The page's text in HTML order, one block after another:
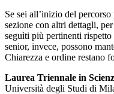
Se sei all’inizio del
sezione con altri dettagli,
seguìti più pertinenti
senior, invece, possono
Chiarezza e ordine restano
Laurea Triennale in
Università degli Studi di